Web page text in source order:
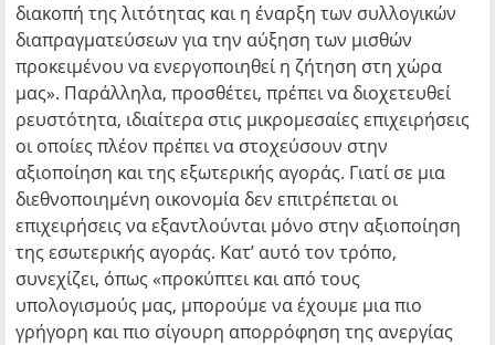
διακοπή της λιτότητας και η έναρξη των συλλογικών
διαπραγματεύσεων για την αύξηση των μισθών
προκειμένου να ενεργοποιηθεί η ζήτηση στη χώρα
μας». Παράλληλα, προσθέτει, πρέπει να διοχετευθεί
ρευστότητα, ιδιαίτερα στις μικρομεσαίες επιχειρήσεις
οι οποίες πλέον πρέπει να στοχεύσουν στην
αξιοποίηση και της εξωτερικής αγοράς. Γιατί σε μια
διεθνοποιημένη οικονομία δεν επιτρέπεται οι
επιχειρήσεις να εξαντλούνται μόνο στην αξιοποίηση
της εσωτερικής αγοράς. Κατ’ αυτό τον τρόπο,
συνεχίζει, όπως «προκύπτει και από τους
υπολογισμούς μας, μπορούμε να έχουμε μια πιο
γρήγορη και πιο σίγουρη απορρόφηση της ανεργίας